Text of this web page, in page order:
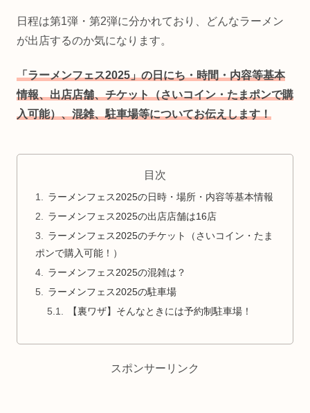
日程は第1弾・第2弾に分かれており、どんなラーメン
が出店するのか気になります。
「ラーメンフェス2025」の日にち・時間・内容等基本
情報、出店店舗、チケット（さいコイン・たまポンで購
入可能）、混雑、駐車場等についてお伝えします！
目次
ラーメンフェス2025の日時・場所・内容等基本情報
ラーメンフェス2025の出店店舗は16店
ラーメンフェス2025のチケット（さいコイン・たま
ポンで購入可能！）
ラーメンフェス2025の混雑は？
ラーメンフェス2025の駐車場
【裏ワザ】そんなときには予約制駐車場！
スポンサーリンク